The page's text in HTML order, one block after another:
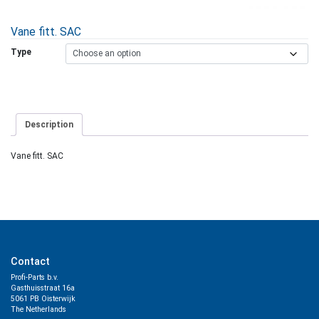
Vane fitt. SAC
Type
Description
Vane fitt. SAC
Contact
Profi-Parts b.v.
Gasthuisstraat 16a
5061 PB Oisterwijk
The Netherlands